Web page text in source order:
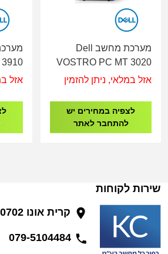
מערכת מחשב Dell
VOSTRO PC MT 3020
I5-13400/8GB/256
אזל במלאי, ניתן להזמין
לצפיה במחירים יש
להתחבר לאתר
3910
512
אזל
שירות לקוחות
קרית אונו 5510702